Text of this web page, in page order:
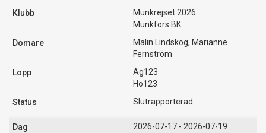
Munkrejset 2026
Munkfors BK
Malin Lindskog, Marianne
Fernström
Ag123
Ho123
Slutrapporterad
2026-07-17 - 2026-07-19